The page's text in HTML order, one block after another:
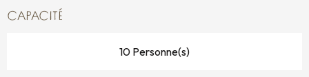
CAPACITÉ
10 Personne(s)